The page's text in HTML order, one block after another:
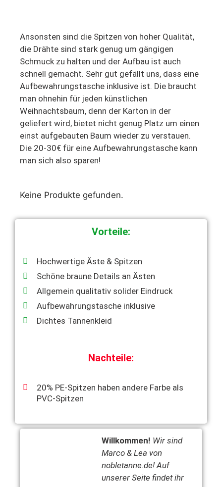
Ansonsten sind die Spitzen von hoher Qualität,
die Drähte sind stark genug um gängigen
Schmuck zu halten und der Aufbau ist auch
schnell gemacht. Sehr gut gefällt uns, dass eine
Aufbewahrungstasche inklusive ist. Die braucht
man ohnehin für jeden künstlichen
Weihnachtsbaum, denn der Karton in der
geliefert wird, bietet nicht genug Platz um einen
einst aufgebauten Baum wieder zu verstauen.
Die 20-30€ für eine Aufbewahrungstasche kann
man sich also sparen!
Keine Produkte gefunden.
Vorteile:
Hochwertige Äste & Spitzen
Schöne braune Details an Ästen
Allgemein qualitativ solider Eindruck
Aufbewahrungstasche inklusive
Dichtes Tannenkleid
Nachteile:
20% PE-Spitzen haben andere Farbe als
PVC-Spitzen
Willkommen! Wir sind
Marco & Lea von
nobletanne.de! Auf
unserer Seite findet ihr